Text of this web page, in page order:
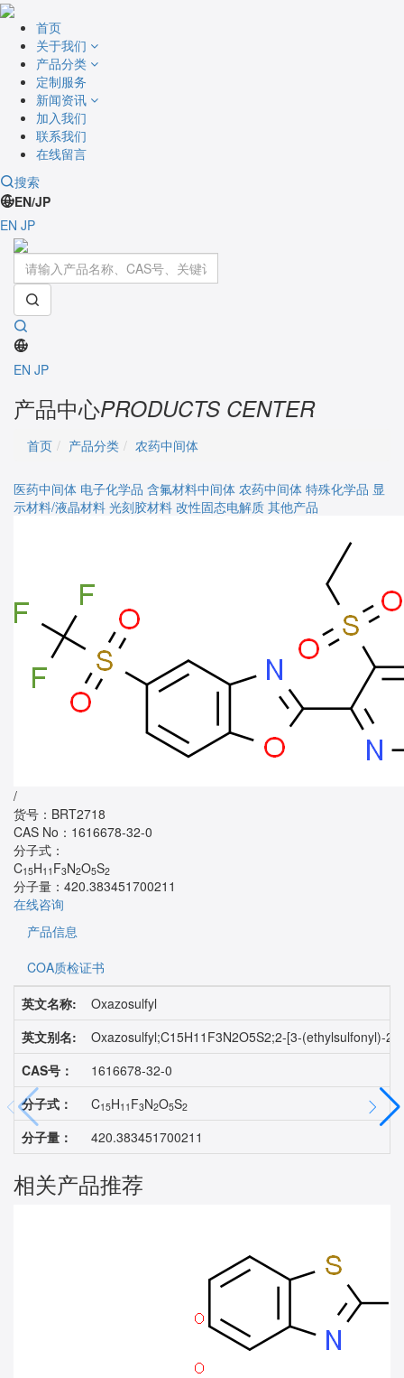
首页
关于我们
产品分类
定制服务
新闻资讯
加入我们
联系我们
在线留言
搜索
EN/JP
EN JP
EN JP
产品中心PRODUCTS CENTER
首页 产品分类 农药中间体
医药中间体 电子化学品 含氟材料中间体 农药中间体 特殊化学品 显
示材料/液晶材料 光刻胶材料 改性固态电解质 其他产品
/
货号： BRT2718
CAS No： 1616678-32-0
分子式：
C15H11 F3N2O5S2
分子量： 420.383451700211
在线咨询
产品信息
COA质检证书
英文名称:
Oxazosulfyl
英文别名:
Oxazosulfyl;C15H11F3N2O5S2;2-[3-(ethylsulfonyl)-
CAS号：
1616678-32-0
分子式：
C15H11 F3N2O5S2
分子量： 420.383451700211
相关产品推荐